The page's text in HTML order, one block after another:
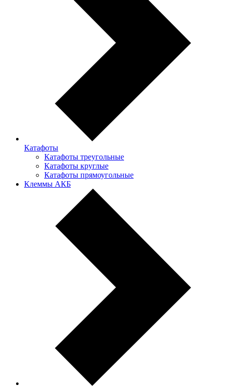
Катафоты
Катафоты треугольные
Катафоты круглые
Катафоты прямоугольные
Клеммы АКБ